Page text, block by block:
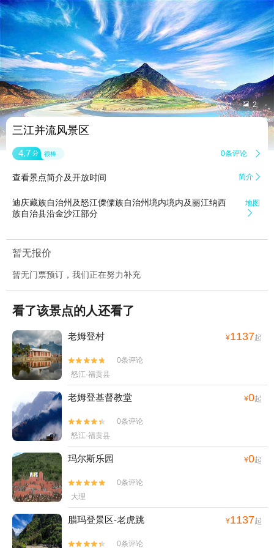
 2
三江并流风景区
4.7 分 很棒 0条评论 
查看景点简介及开放时间 简介 
迪庆藏族自治州及怒江僳僳族自治州境内境内及丽江纳西
族自治县沿金沙江部分
地图

暂无报价
暂无门票预订，我们正在努力补充
看了该景点的人还看了
老姆登村 ¥1137起


0条评论
怒江·福贡县
老姆登基督教堂 ¥0起


0条评论
怒江·福贡县
玛尔斯乐园 ¥0起


0条评论
大理
腊玛登景区-老虎跳 ¥1137起

 0条评论
